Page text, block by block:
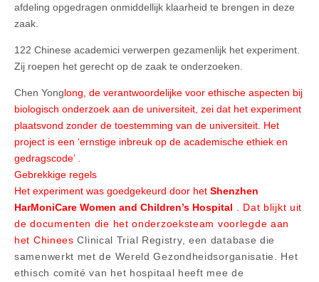
afdeling opgedragen onmiddellijk klaarheid te brengen in deze
zaak.
122 Chinese academici verwerpen gezamenlijk het experiment.
Zij roepen het gerecht op de zaak te onderzoeken.
Chen Yonglong, de verantwoordelijke voor ethische aspecten bij
biologisch onderzoek aan de universiteit, zei dat het experiment
plaatsvond zonder de toestemming van de universiteit. Het
project is een ‘ernstige inbreuk op de academische ethiek en
gedragscode’ .
Gebrekkige regels
Het experiment was goedgekeurd door het Shenzhen
HarMoniCare Women and Children’s Hospital
. Dat blijkt uit
de documenten die het onderzoeksteam voorlegde aan
het Chinees Clinical Trial Registry, een database die
samenwerkt met de Wereld Gezondheidsorganisatie. Het
ethisch comité van het hospitaal heeft mee de